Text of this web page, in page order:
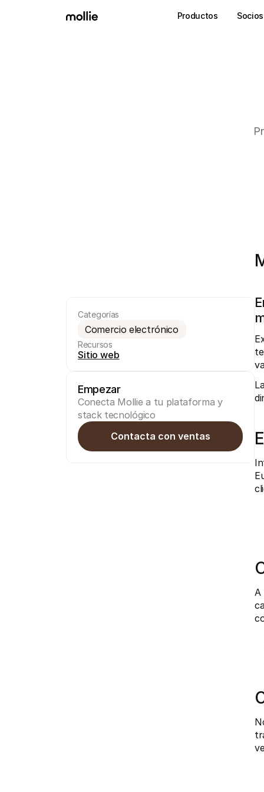
Categorías
Comercio electrónico
Recursos
Sitio web
Empezar
Conecta Mollie a tu plataforma y
stack tecnológico
Contacta con ventas
A
Productos Socios